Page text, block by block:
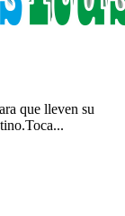
que lleven su